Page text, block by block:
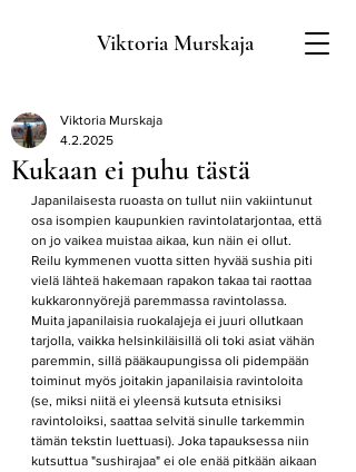
Viktoria Murskaja
Kukaan ei puhu tästä
Viktoria Murskaja
4.2.2025
Japanilaisesta ruoasta on tullut niin vakiintunut
osa isompien kaupunkien ravintolatarjontaa, että
on jo vaikea muistaa aikaa, kun näin ei ollut.
Reilu kymmenen vuotta sitten hyvää sushia piti
vielä lähteä hakemaan rapakon takaa tai raottaa
kukkaronnyörejä paremmassa ravintolassa.
Muita japanilaisia ruokalajeja ei juuri ollutkaan
tarjolla, vaikka helsinkiläisillä oli toki asiat vähän
paremmin, sillä pääkaupungissa oli pidempään
toiminut myös joitakin japanilaisia ravintoloita
(se, miksi niitä ei yleensä kutsuta etnisiksi
ravintoloiksi, saattaa selvitä sinulle tarkemmin
tämän tekstin luettuasi). Joka tapauksessa niin
kutsuttua "sushirajaa" ei ole enää pitkään aikaan